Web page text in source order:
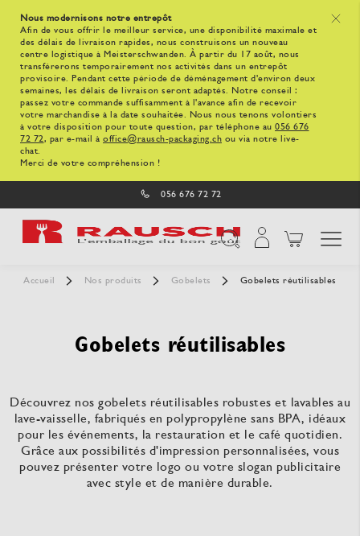
x
Nous modernisons notre entrepôt
Afin de vous offrir le meilleur service, une disponibilité maximale et
des délais de livraison rapides, nous construisons un nouveau
centre logistique à Meisterschwanden. À partir du 17 août, nous
transférerons temporairement nos activités dans un entrepôt
provisoire. Pendant cette période de déménagement d'environ deux
semaines, les délais de livraison seront adaptés. Notre conseil :
passez votre commande suffisamment à l'avance afin de recevoir
votre marchandise à la date souhaitée. Nous nous tenons volontiers
à votre disposition pour toute question, par téléphone au 056 676
72 72, par e-mail à office@rausch-packaging.ch ou via notre live-
chat.
Merci de votre compréhension !
056 676 72 72
Accueil Nos produits Gobelets Gobelets réutilisables
Gobelets réutilisables
Découvrez nos gobelets réutilisables robustes et lavables au
lave-vaisselle, fabriqués en polypropylène sans BPA, idéaux
pour les événements, la restauration et le café quotidien.
Grâce aux possibilités d'impression personnalisées, vous
pouvez présenter votre logo ou votre slogan publicitaire
avec style et de manière durable.